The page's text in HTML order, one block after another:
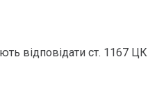
відповідати ст. 1167 ЦК